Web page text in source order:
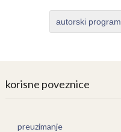
autorski program
korisne poveznice
preuzimanje